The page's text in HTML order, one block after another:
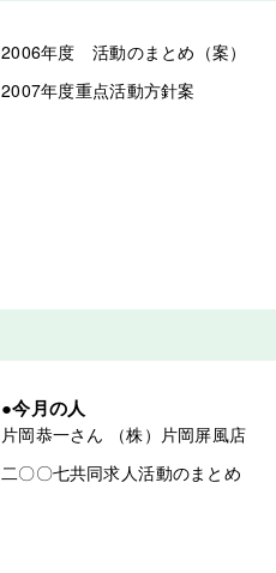
2006年度 活動のまとめ（案）
2007年度重点活動方針案
●今月の人
片岡恭一さん （株）片岡屏風店
二〇〇七共同求人活動のまとめ